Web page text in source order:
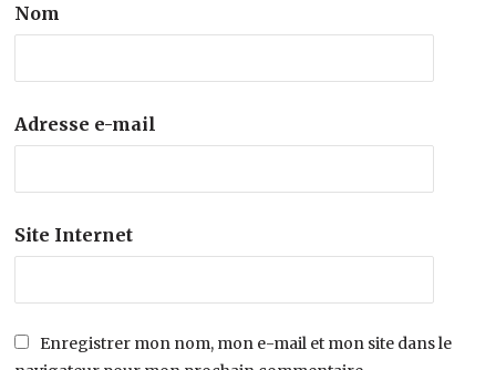
Nom
Adresse e-mail
Site Internet
Enregistrer mon nom, mon e-mail et mon site dans le